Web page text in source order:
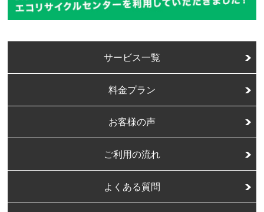
サービス一覧
料金プラン
お客様の声
ご利用の流れ
よくある質問